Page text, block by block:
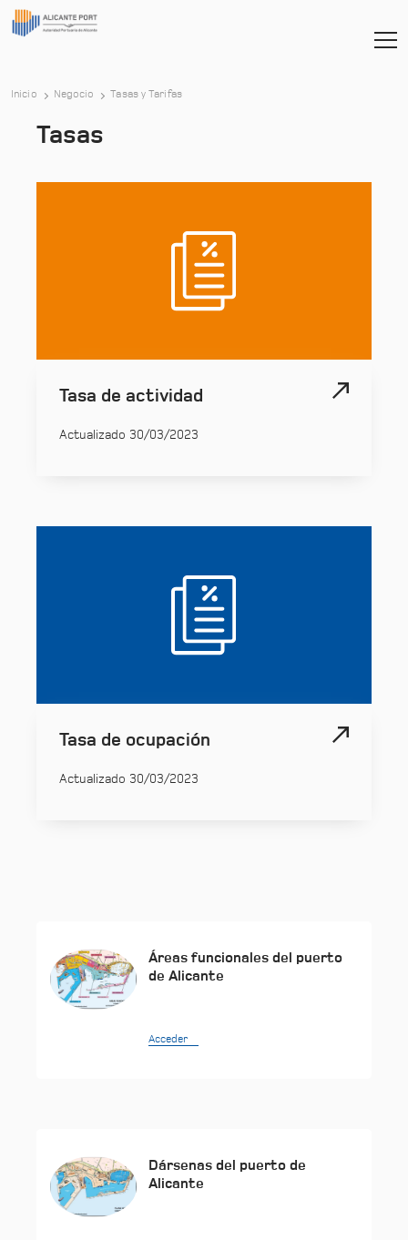
Inicio Negocio Tasas y Tarifas
Tasas
Tasa de actividad
Actualizado 30/03/2023
Tasa de ocupación
Actualizado 30/03/2023
Áreas funcionales del puerto
de Alicante
Acceder
Dársenas del puerto de
Alicante